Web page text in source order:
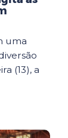
uma
(13), a